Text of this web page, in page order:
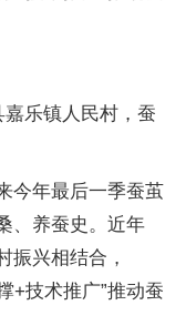
乐镇人民村，蚕
今年最后一季蚕茧
、养蚕史。近年
振兴相结合，
+技术推广”推动蚕